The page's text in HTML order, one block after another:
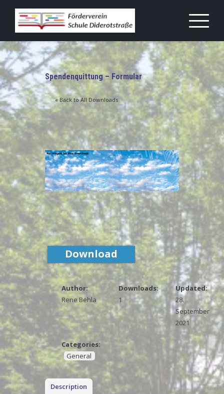
Skip
content
Spendenquittung – Formular
« Back to All Downloads
Author:
Rene Behla
Downloads:
1
Updated:
28.
September
2021
Categories:
General
Download
Description